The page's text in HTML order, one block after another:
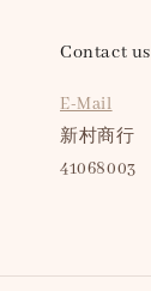
Contact us
E-Mail
新村商行
41068003